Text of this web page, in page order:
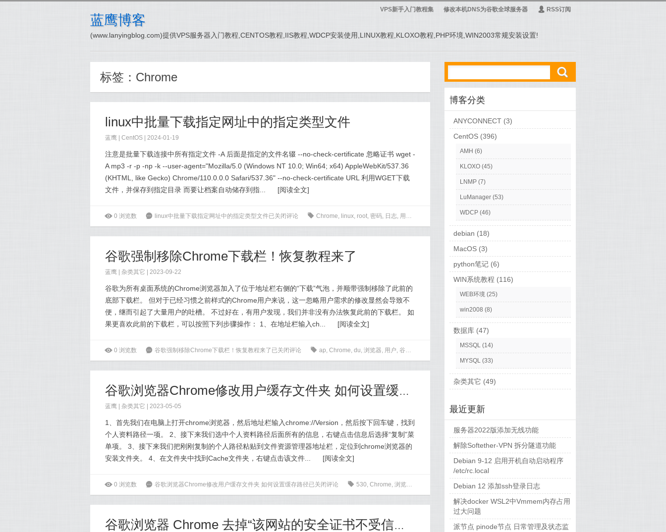
蓝鹰博客
(www.lanyingblog.com)提供VPS服务器入门教程,CENTOS教程,IIS教程,WDCP安装使用,LINUX教程,KLOXO教程,PHP环境,WIN2003常规安装设置!
VPS新手入门教程集 修改本机DNS为谷歌全球服务器 Ą RSS订阅
标签： Chrome
linux中批量下载指定网址中的指定类型文件
蓝鹰 | CentOS | 2024-01-19
注意是批量下载连接中所有指定文件 -A 后面是指定的文件名辍 --no-check-certificate 忽略证书 wget -
A mp3 -r -p -np -k --user-agent="Mozilla/5.0 (Windows NT 10.0; Win64; x64) AppleWebKit/537.36
(KHTML, like Gecko) Chrome/110.0.0.0 Safari/537.36" --no-check-certificate URL 利用WGET下载
文件，并保存到指定目录 而要让档案自动储存到指...
[阅读全文]
ė 0 浏览数 6 linux中批量下载指定网址中的指定类型文件已关闭评论 0 Chrome, linux, root, 密码, 日志, 用户
谷歌强制移除Chrome下载栏！恢复教程来了
蓝鹰 | 杂类其它 | 2023-09-22
谷歌为所有桌面系统的Chrome浏览器加入了位于地址栏右侧的“下载”气泡，并顺带强制移除了此前的
底部下载栏。 但对于已经习惯之前样式的Chrome用户来说，这一忽略用户需求的修改显然会导致不
便，继而引起了大量用户的吐槽。 不过好在，有用户发现，我们并非没有办法恢复此前的下载栏。 如
果更喜欢此前的下载栏，可以按照下列步骤操作： 1、在地址栏输入ch...
[阅读全文]
ė 0 浏览数 6 谷歌强制移除Chrome下载栏！恢复教程来了 已关闭评论 0 ap, Chrome, du, 浏览器, 用户, 谷歌
谷歌浏览器Chrome修改用户缓存文件夹 如何设置缓存路径
蓝鹰 | 杂类其它 | 2023-05-05
1、首先我们在电脑上打开chrome浏览器，然后地址栏输入chrome://Version，然后按下回车键，找到
个人资料路径一项。 2、接下来我们选中个人资料路径后面所有的信息，右键点击信息后选择“复制”菜
单项。 3、接下来我们把刚刚复制的个人路径粘贴到文件资源管理器地址栏，定位到chrome浏览器的
安装文件夹。 4、在文件夹中找到Cache文件夹，右键点击该文件...
[阅读全文]
ė 0 浏览数 6 谷歌浏览器Chrome修改用户缓存文件夹 如何设置缓存路径已关闭评论 0 530, Chrome, 浏览器
谷歌浏览器 Chrome 去掉“该网站的安全证书不受信任！”的提示
ő
博客分类
ANYCONNECT (3)
CentOS (396)
AMH (6)
KLOXO (45)
LNMP (7)
LuManager (53)
WDCP (46)
debian (18)
MacOS (3)
python笔记 (6)
WIN系统教程 (116)
WEB环境 (25)
win2008 (8)
数据库 (47)
MSSQL (14)
MYSQL (33)
杂类其它 (49)
最近更新
服务器2022版添加无线功能
解除Softether-VPN 拆分隧道功能
Debian 9-12 启用开机自动启动程序
/etc/rc.local
Debian 12 添加ssh登录日志
解决docker WSL2中Vmmem内存占用
过大问题
派节点 pinode节点 日常管理及状态监